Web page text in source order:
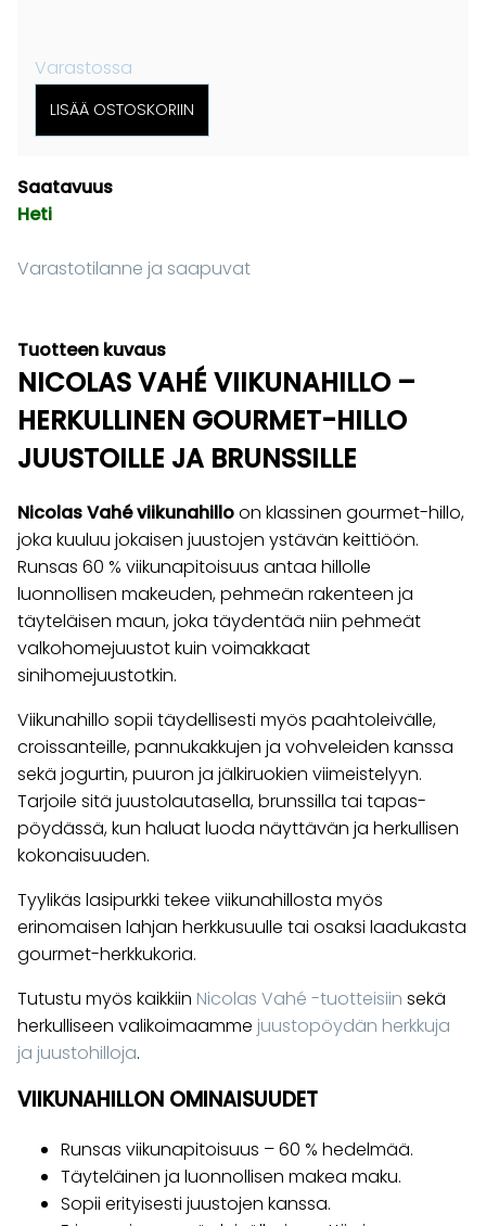
Varastossa
Saatavuus
Heti
Varastotilanne ja saapuvat
Tuotteen kuvaus
NICOLAS VAHÉ VIIKUNAHILLO –
HERKULLINEN GOURMET-HILLO
JUUSTOILLE JA BRUNSSILLE
Nicolas Vahé viikunahilloon klassinen gourmet-hillo,
joka kuuluu jokaisen juustojen ystävän keittiöön.
Runsas 60 % viikunapitoisuus antaa hillolle
luonnollisen makeuden, pehmeän rakenteen ja
täyteläisen maun, joka täydentää niin pehmeät
valkohomejuustot kuin voimakkaat
sinihomejuustotkin.
Viikunahillo sopii täydellisesti myös paahtoleivälle,
croissanteille, pannukakkujen ja vohveleiden kanssa
sekä jogurtin, puuron ja jälkiruokien viimeistelyyn.
Tarjoile sitä juustolautasella, brunssilla tai tapas-
pöydässä, kun haluat luoda näyttävän ja herkullisen
kokonaisuuden.
Tyylikäs lasipurkki tekee viikunahillosta myös
erinomaisen lahjan herkkusuulle tai osaksi laadukasta
gourmet-herkkukoria.
Tutustu myös kaikkiin Nicolas Vahé -tuotteisiin sekä
herkulliseen valikoimaamme juustopöydän herkkuja
ja juustohilloja.
VIIKUNAHILLON OMINAISUUDET
Runsas viikunapitoisuus – 60 % hedelmää.
Täyteläinen ja luonnollisen makea maku.
Sopii erityisesti juustojen kanssa.